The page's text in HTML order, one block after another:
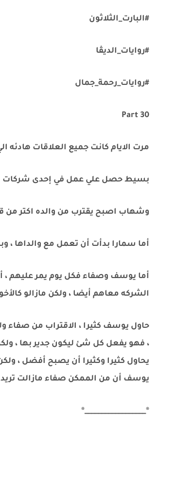
#البارت_الثلاثون
#روايات_الديڤا
#روايات_رحمة_جمال
Part 30
مرت الايام كانت جميع العلاقات هادئه
بسيط حصل علي عمل في إحدى شركات
وشهاب اصبح يقترب من والده اكتر
أما سمارا بدأت أن تعمل مع والداها ،
أما يوسف وصفاء فكل يوم يمر عليهم
الشركه معاهم أيضا ، ولكن مازالو
حاول يوسف كثيرا ، الاقتراب من صفاء
، فهو يفعل كل شئ ليكون جدير بها ،
يحاول كثيرا وكثيرا أن يصبح أفضل ،
يوسف أن من الممكن صفاء مازالت
®__________________®